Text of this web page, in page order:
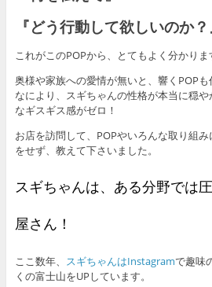
『どう行動して欲しいのか？
これがこのPOPから、とてもよく分かりま
奥様や家族への愛情が無いと、響くPOPも
なにより、スギちゃんの性格が本当に穏
なギスギス感がゼロ！
お店を訪問して、POPやいろんな取り組
をせず、教えて下さいました。
スギちゃんは、ある分野では
屋さん！
ここ数年、 スギちゃんはInstagramで趣味
くの富士山をUPしています。